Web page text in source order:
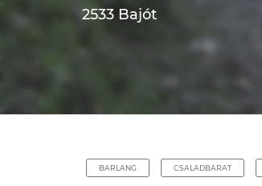
2533 Bajót
BARLANG CSALADBARAT